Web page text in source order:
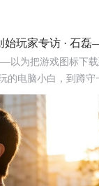
始玩家专访 · 石
以为把游戏图标下载
的电脑小白，到蹲